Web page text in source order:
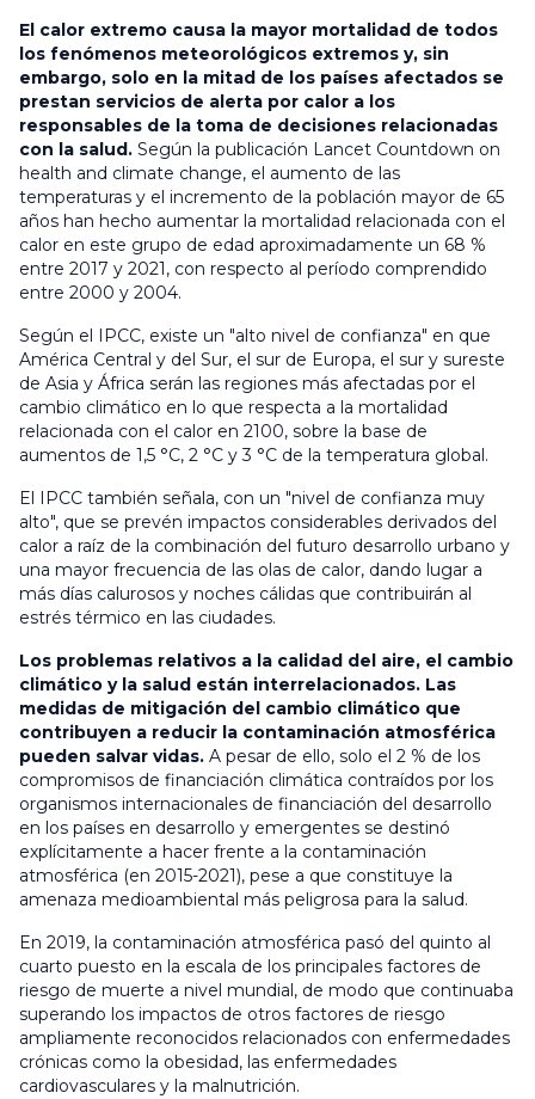
El calor extremo causa la mayor mortalidad de todos
los fenómenos meteorológicos extremos y, sin
embargo, solo en la mitad de los países afectados se
prestan servicios de alerta por calor a los
responsables de la toma de decisiones relacionadas
con la salud. Según la publicación Lancet Countdown on
health and climate change, el aumento de las
temperaturas y el incremento de la población mayor de 65
años han hecho aumentar la mortalidad relacionada con el
calor en este grupo de edad aproximadamente un 68 %
entre 2017 y 2021, con respecto al período comprendido
entre 2000 y 2004.
Según el IPCC, existe un "alto nivel de confianza" en que
América Central y del Sur, el sur de Europa, el sur y sureste
de Asia y África serán las regiones más afectadas por el
cambio climático en lo que respecta a la mortalidad
relacionada con el calor en 2100, sobre la base de
aumentos de 1,5 °C, 2 °C y 3 °C de la temperatura global.
El IPCC también señala, con un "nivel de confianza muy
alto", que se prevén impactos considerables derivados del
calor a raíz de la combinación del futuro desarrollo urbano y
una mayor frecuencia de las olas de calor, dando lugar a
más días calurosos y noches cálidas que contribuirán al
estrés térmico en las ciudades.
Los problemas relativos a la calidad del aire, el cambio
climático y la salud están interrelacionados. Las
medidas de mitigación del cambio climático que
contribuyen a reducir la contaminación atmosférica
pueden salvar vidas. A pesar de ello, solo el 2 % de los
compromisos de financiación climática contraídos por los
organismos internacionales de financiación del desarrollo
en los países en desarrollo y emergentes se destinó
explícitamente a hacer frente a la contaminación
atmosférica (en 2015-2021), pese a que constituye la
amenaza medioambiental más peligrosa para la salud.
En 2019, la contaminación atmosférica pasó del quinto al
cuarto puesto en la escala de los principales factores de
riesgo de muerte a nivel mundial, de modo que continuaba
superando los impactos de otros factores de riesgo
ampliamente reconocidos relacionados con enfermedades
crónicas como la obesidad, las enfermedades
cardiovasculares y la malnutrición.